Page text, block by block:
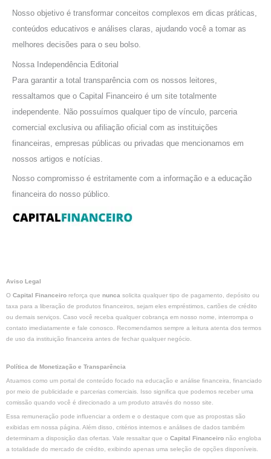
Nosso objetivo é transformar conceitos complexos em dicas práticas,
conteúdos educativos e análises claras, ajudando você a tomar as
melhores decisões para o seu bolso.
Nossa Independência Editorial
Para garantir a total transparência com os nossos leitores,
ressaltamos que o Capital Financeiro é um site totalmente
independente. Não possuímos qualquer tipo de vínculo, parceria
comercial exclusiva ou afiliação oficial com as instituições
financeiras, empresas públicas ou privadas que mencionamos em
nossos artigos e notícias.
Nosso compromisso é estritamente com a informação e a educação
financeira do nosso público.
Aviso Legal
O Capital Financeiro reforça que nunca solicita qualquer tipo de pagamento, depósito ou
taxa para a liberação de produtos financeiros, sejam eles empréstimos, cartões de crédito
ou demais serviços. Caso você receba qualquer cobrança em nosso nome, interrompa o
contato imediatamente e fale conosco. Recomendamos sempre a leitura atenta dos termos
de uso da instituição financeira antes de fechar qualquer negócio.
Política de Monetização e Transparência
Atuamos como um portal de conteúdo focado na educação e análise financeira, financiado
por meio de publicidade e parcerias comerciais. Isso significa que podemos receber uma
comissão quando você é direcionado a um produto através do nosso site.
Essa remuneração pode influenciar a ordem e o destaque com que as propostas são
exibidas em nossa página. Além disso, critérios internos e análises de dados também
determinam a disposição das ofertas. Vale ressaltar que o Capital Financeiro não engloba
a totalidade do mercado de crédito, exibindo apenas uma seleção de opções disponíveis.